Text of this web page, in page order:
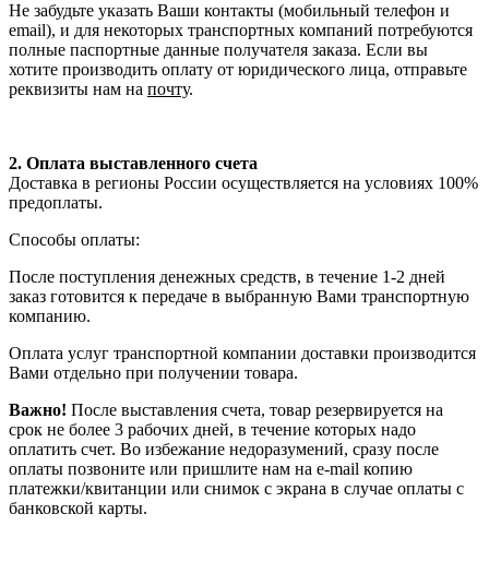
Не забудьте указать Ваши контакты (мобильный телефон и
email), и для некоторых транспортных компаний потребуются
полные паспортные данные получателя заказа. Если вы
хотите производить оплату от юридического лица, отправьте
реквизиты нам на почту.
2. Оплата выставленного счета
Доставка в регионы России осуществляется на условиях 100%
предоплаты.
Способы оплаты:
После поступления денежных средств, в течение 1-2 дней
заказ готовится к передаче в выбранную Вами транспортную
компанию.
Оплата услуг транспортной компании доставки производится
Вами отдельно при получении товара.
Важно! После выставления счета, товар резервируется на
срок не более 3 рабочих дней, в течение которых надо
оплатить счет. Во избежание недоразумений, сразу после
оплаты позвоните или пришлите нам на e-mail копию
платежки/квитанции или снимок с экрана в случае оплаты с
банковской карты.